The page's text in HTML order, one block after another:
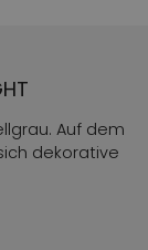
Auf dem
dekorative